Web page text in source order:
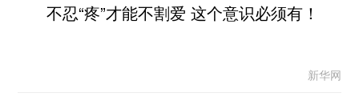
不忍“疼”才能不割爱 这个意识必须有！
新华网